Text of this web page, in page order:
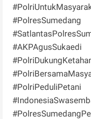
#PolresSumedang
#AKPAgusSukaedi
#PolriPeduliPetani